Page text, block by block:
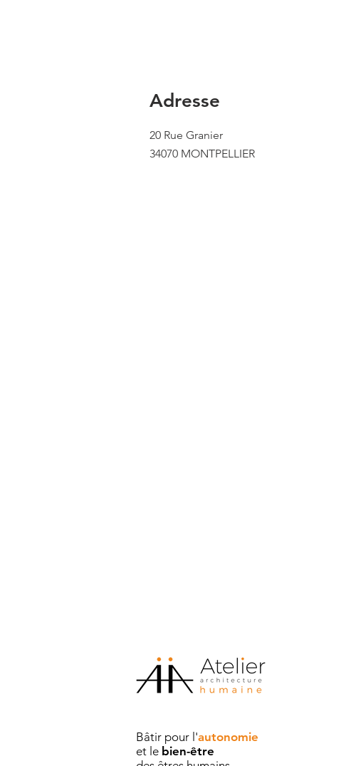
Adresse
20 Rue Granier
34070 MONTPELLIER
Bâtir pour l'autonomie
et le bien-être